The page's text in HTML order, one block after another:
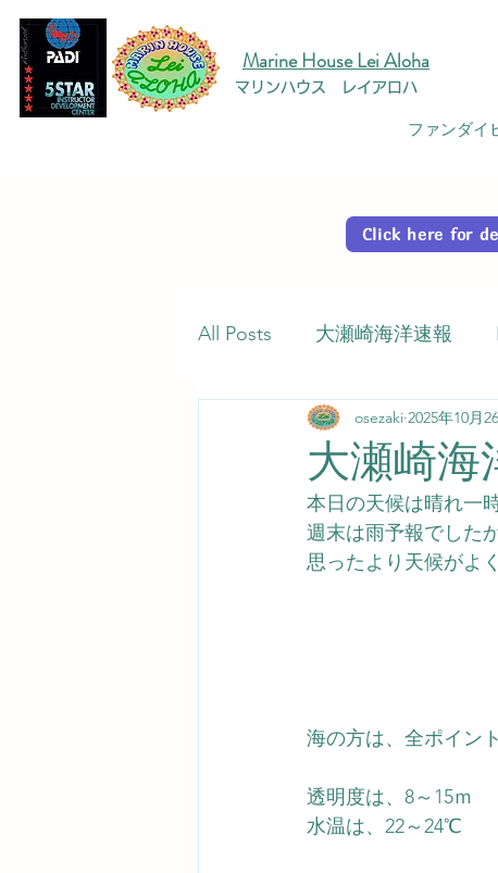
Marine House Lei Aloha
マリンハウス レイアロハ
ファンダイ
Click here for
All Posts 大瀬崎海洋速報
大瀬崎
osezaki 2025年10月
本日の天候は晴れ一時
週末は雨予報でしたが
思ったより天候がよ
海の方は、全ポイン
透明度は、8～15ｍ
水温は、22～24℃